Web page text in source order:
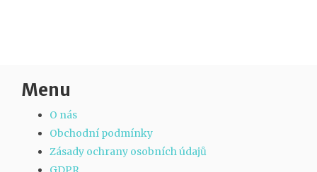
Menu
O nás
Obchodní podmínky
Zásady ochrany osobních údajů